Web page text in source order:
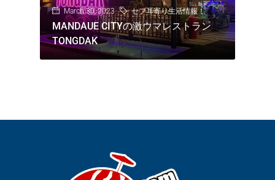
March 30, 2023 セブ耳寄り生活情報！
MANDAUE CITYの激ウマレストラン
TONGDAK